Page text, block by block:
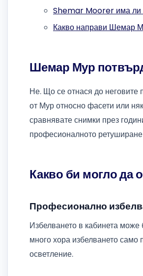
Shemar Moorer има ли
Какво направи Шемар
Шемар Мур
Не. Що се отнася до неговите
от Мур относно фасети или
сравнявате снимки през
професионалното
Какво би могло да
Професионално
Избелването в кабинета
много хора избелването само
осветление.